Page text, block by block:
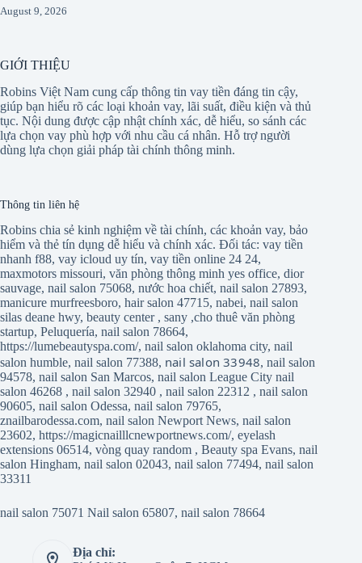
August 9, 2026
GIỚI THIỆU
Robins Việt Nam cung cấp thông tin vay tiền đáng tin cậy,
giúp bạn hiểu rõ các loại khoản vay, lãi suất, điều kiện và thủ
tục. Nội dung được cập nhật chính xác, dễ hiểu, so sánh các
lựa chọn vay phù hợp với nhu cầu cá nhân. Hỗ trợ người
dùng lựa chọn giải pháp tài chính thông minh.
Thông tin liên hệ
Robins chia sẻ kinh nghiệm về tài chính, các khoản vay, bảo
hiểm và thẻ tín dụng dễ hiểu và chính xác. Đối tác: vay tiền
nhanh f88, vay icloud uy tín, vay tiền online 24 24,
maxmotors missouri, văn phòng thông minh yes office, dior
sauvage, nail salon 75068, nước hoa chiết, nail salon 27893,
manicure murfreesboro, hair salon 47715, nabei, nail salon
silas deane hwy, beauty center, sany ,cho thuê văn phòng
startup, Peluquería, nail salon 78664,
https://lumebeautyspa.com/, nail salon oklahoma city, nail
salon humble, nail salon 77388, nail salon 33948,nail salon
94578, nail salon San Marcos, nail salon League City nail
salon 46268 , nail salon 32940 , nail salon 22312 , nail salon
90605, nail salon Odessa, nail salon 79765,
znailbarodessa.com, nail salon Newport News, nail salon
23602, https://magicnailllcnewportnews.com/, eyelash
extensions 06514, vòng quay random , Beauty spa Evans, nail
salon Hingham, nail salon 02043, nail salon 77494, nail salon
33311
nail salon 75071 Nail salon 65807, nail salon 78664
Địa chỉ: